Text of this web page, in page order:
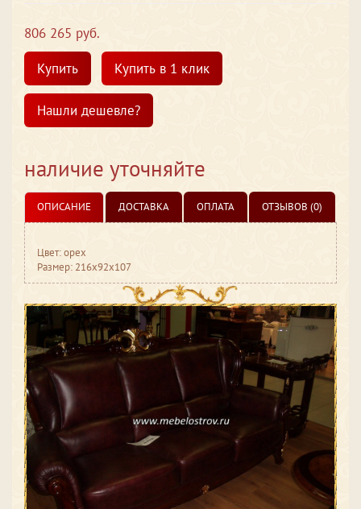
806 265 руб.
Купить
Купить в 1 клик
Нашли дешевле?
наличие уточняйте
ОПИСАНИЕ ДОСТАВКА ОПЛАТА ОТЗЫВОВ (0)
Цвет: орех
Размер: 216x92x107